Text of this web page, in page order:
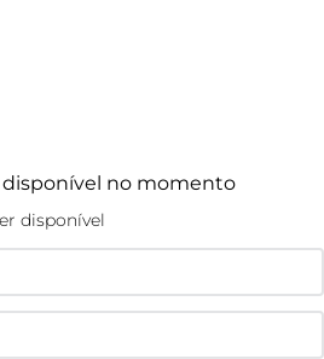
disponível no momento
disponível